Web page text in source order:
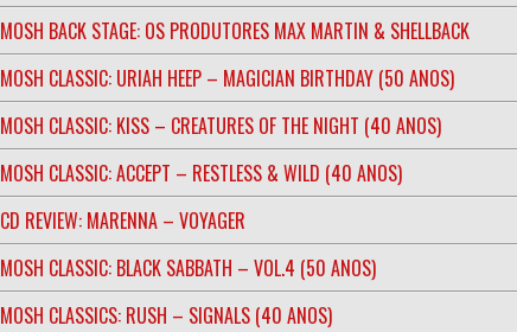
MOSH BACK STAGE: OS PRODUTORES MAX MARTIN & SHELLBACK
MOSH CLASSIC: URIAH HEEP – MAGICIAN BIRTHDAY (50 ANOS)
MOSH CLASSIC: KISS – CREATURES OF THE NIGHT (40 ANOS)
MOSH CLASSIC: ACCEPT – RESTLESS & WILD (40 ANOS)
CD REVIEW: MARENNA – VOYAGER
MOSH CLASSIC: BLACK SABBATH – VOL.4 (50 ANOS)
MOSH CLASSICS: RUSH – SIGNALS (40 ANOS)